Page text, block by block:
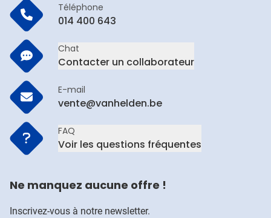
Téléphone
014 400 643
Chat
Contacter un collaborateur
E-mail
vente@vanhelden.be
FAQ
Voir les questions fréquentes
Ne manquez aucune offre !
Inscrivez-vous à notre newsletter.